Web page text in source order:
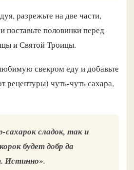
разрежьте на две части,
поставьте половинки перед
и Святой Троицы.
свекром еду и добавьте
рецептуры) чуть-чуть сахара,
сахарок сладок, так и
будет добр да
Истинно».